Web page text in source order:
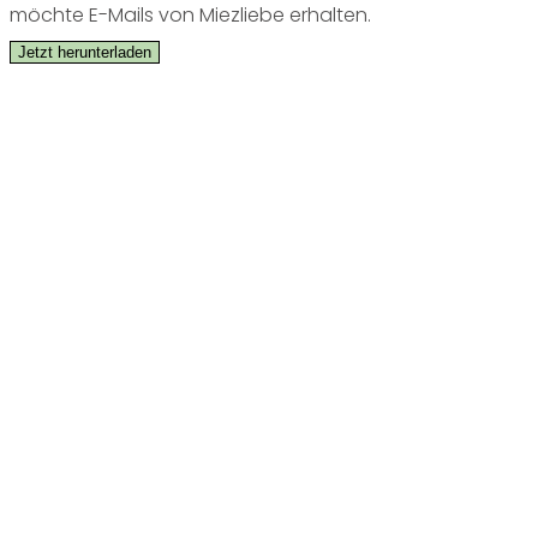
möchte E-Mails von Miezliebe erhalten.
Jetzt herunterladen